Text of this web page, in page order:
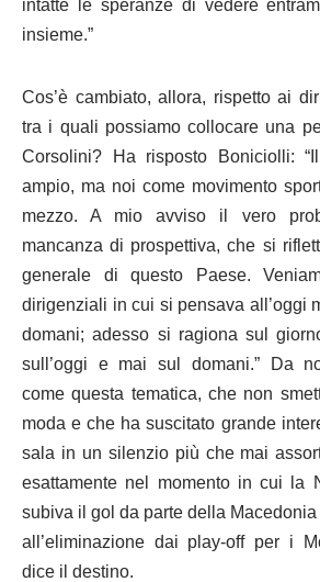
intatte le speranze di vedere
insieme.”
Cos’è cambiato, allora, rispetto ai
tra i quali possiamo collocare una
Corsolini? Ha risposto Boniciolli:
ampio, ma noi come movimento
mezzo. A mio avviso il vero
mancanza di prospettiva, che si
generale di questo Paese.
dirigenziali in cui si pensava all’oggi
domani; adesso si ragiona sul
sull’oggi e mai sul domani.” Da
come questa tematica, che non
moda e che ha suscitato grande
sala in un silenzio più che mai
esattamente nel momento in cui la
subiva il gol da parte della
all’eliminazione dai play-off per i
dice il destino.